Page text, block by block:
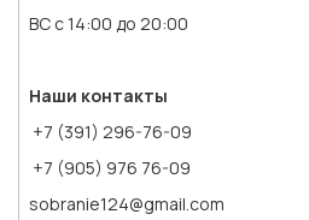
ВС с 14:00 до 20:00
Наши контакты
+7 (391) 296-76-09
+7 (905) 976 76-09
sobranie124@gmail.com